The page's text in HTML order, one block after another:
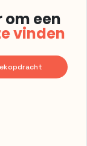
om een
vinden